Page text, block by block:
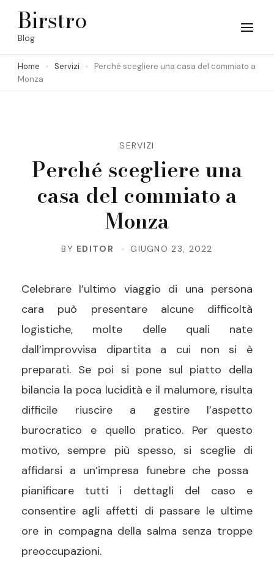
Skip
(Press
Birstro
Blog
Home Servizi
Perché scegliere una casa del commiato a
Monza
SERVIZI
Perché scegliere una
casa del commiato a
Monza
BY EDITOR GIUGNO 23, 2022
Celebrare l’ultimo viaggio di una persona
cara può presentare alcune difficoltà
logistiche, molte delle quali nate
dall’improvvisa dipartita a cui non si è
preparati. Se poi si pone sul piatto della
bilancia la poca lucidità e il malumore, risulta
difficile riuscire a gestire l’aspetto
burocratico e quello pratico. Per questo
motivo, sempre più spesso, si sceglie di
affidarsi a un’impresa funebre che possa
pianificare tutti i dettagli del caso e
consentire agli affetti di passare le ultime
ore in compagna della salma senza troppe
preoccupazioni.